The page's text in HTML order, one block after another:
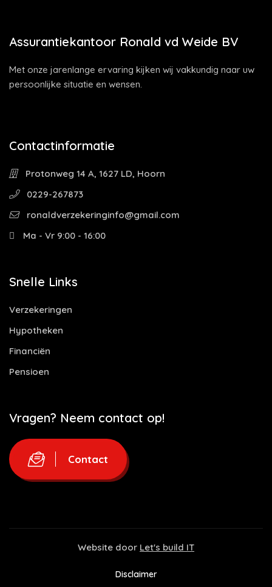
Assurantiekantoor Ronald vd Weide BV
Met onze jarenlange ervaring kijken wij vakkundig naar uw
persoonlijke situatie en wensen.
Contactinformatie
Protonweg 14 A, 1627 LD, Hoorn
0229-267873
ronaldverzekeringinfo@gmail.com
Ma - Vr 9:00 - 16:00
Snelle Links
Verzekeringen
Hypotheken
Financiën
Pensioen
Vragen? Neem contact op!
Contact
Website door Let's build IT
Disclaimer